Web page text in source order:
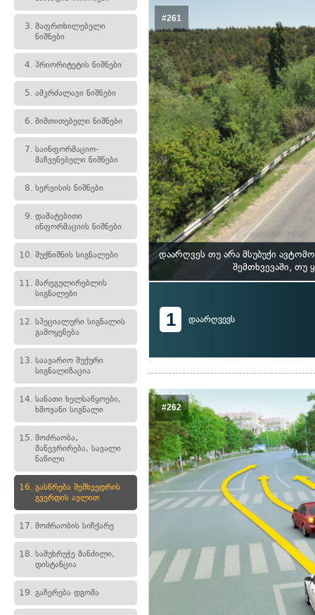
3. მაფრთხილებელი
ნიშნები
4. პრიორიტეტის ნიშნები
5. ამკრძალავი ნიშნები
6. მიმთითებელი ნიშნები
7. საინფორმაციო-
მაჩვენებელი ნიშნები
8. სერვისის ნიშნები
9. დამატებითი
ინფორმაციის ნიშნები
10. შუქნიშნის სიგნალები
11. მარეგულირებლის
სიგნალები
12. სპეციალური სიგნალის
გამოყენება
13. საავარიო შუქური
სიგნალიზაცია
14. სანათი ხელსაწყოები,
ხმოვანი სიგნალი
15. მოძრაობა,
მანევრირება, სავალი
ნაწილი
16. გასწრება შემხვედრის
გვერდის ავლით
17. მოძრაობის სიჩქარე
18. სამუხრუჭე მანძილი,
დისტანცია
19. გაჩერება დგომა
#261
დაარღვეს თუ არა მსუბუქი
შემთხვევაში, თუ
1 დაარღვევს
#262